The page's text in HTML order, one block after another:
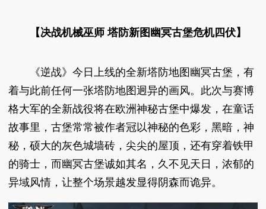
【决战机械巫师 塔防新图幽冥古堡危机四伏】
《逆战》今日上线的全新塔防地图幽冥古堡，有
着与此前任何一张塔防地图迥异的画风。此次与赛博
格大军的全新战役将在欧洲神秘古堡中爆发，在童话
故事里，古堡常常被作者冠以神秘的色彩，黑暗，神
秘，硕大的灰色城墙砖，尖尖的屋顶，还有穿着铁甲
的骑士，而幽冥古堡诚如其名，久不见天日，浓郁的
异域风情，让整个场景越发显得阴森而诡异。